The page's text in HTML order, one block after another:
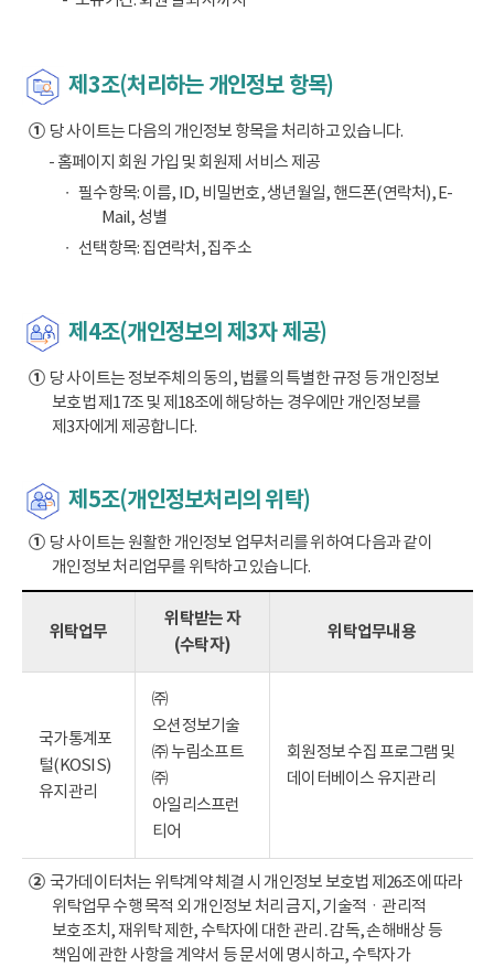
제3조(처리하는 개인정보 항목)
①당 사이트는 다음의 개인정보 항목을 처리하고 있습니다.
- 홈페이지 회원 가입 및 회원제 서비스 제공
필수항목: 이름, ID, 비밀번호, 생년월일, 핸드폰(연락처), E-
Mail, 성별
선택항목: 집연락처, 집주소
제4조(개인정보의 제3자 제공)
①당 사이트는 정보주체의 동의, 법률의 특별한 규정 등 개인정보
보호법 제17조 및 제18조에 해당하는 경우에만 개인정보를
제3자에게 제공합니다.
제5조(개인정보처리의 위탁)
①당 사이트는 원활한 개인정보 업무처리를 위하여 다음과 같이
개인정보 처리업무를 위탁하고 있습니다.
위탁업무
위탁받는 자
(수탁자)
위탁업무내용
국가통계포
털(KOSIS)
유지관리
㈜
오션정보기술
㈜ 누림소프트
㈜
아일리스프런
티어
회원정보 수집 프로그램 및
데이터베이스 유지관리
②국가데이터처는 위탁계약 체결 시 개인정보 보호법 제26조에 따라
위탁업무 수행 목적 외 개인정보 처리 금지, 기술적ㆍ관리적
보호조치, 재위탁 제한, 수탁자에 대한 관리․감독, 손해배상 등
책임에 관한 사항을 계약서 등 문서에 명시하고, 수탁자가